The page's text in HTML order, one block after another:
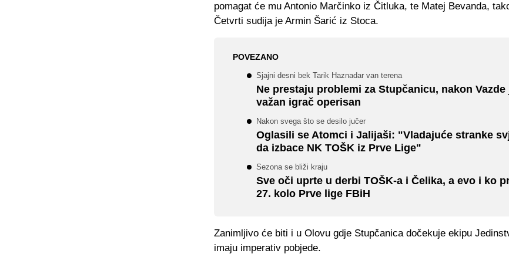
pomagat će mu Antonio Marčinko iz Čitluka, te Matej Bevanda,
Četvrti sudija je Armin Šarić iz Stoca.
POVEZANO
Sjajni desni bek Tarik Haznadar van terena
Ne prestaju problemi za Stupčanicu, nakon Vazde
važan igrač operisan
Nakon svega što se desilo jučer
Oglasili se Atomci i Jalijaši: "Vladajuće stranke
da izbace NK TOŠK iz Prve Lige"
Sezona se bliži kraju
Sve oči uprte u derbi TOŠK-a i Čelika, a evo i ko
27. kolo Prve lige FBiH
Zanimljivo će biti i u Olovu gdje Stupčanica dočekuje ekipu
imaju imperativ pobjede.